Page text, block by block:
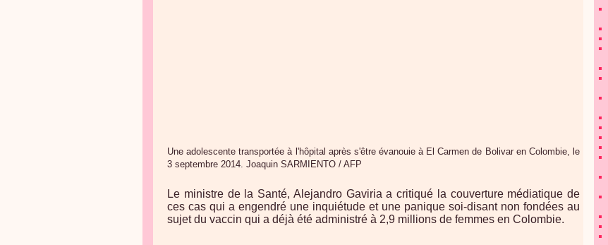
Une adolescente transportée à l'hôpital après s'être évanouie à El Carmen de Bolivar en Colombie, le
3 septembre 2014. Joaquin SARMIENTO / AFP
Le ministre de la Santé, Alejandro Gaviria a critiqué la couverture médiatique de
ces cas qui a engendré une inquiétude et une panique soi-disant non fondées au
sujet du vaccin qui a déjà été administré à 2,9 millions de femmes en Colombie.